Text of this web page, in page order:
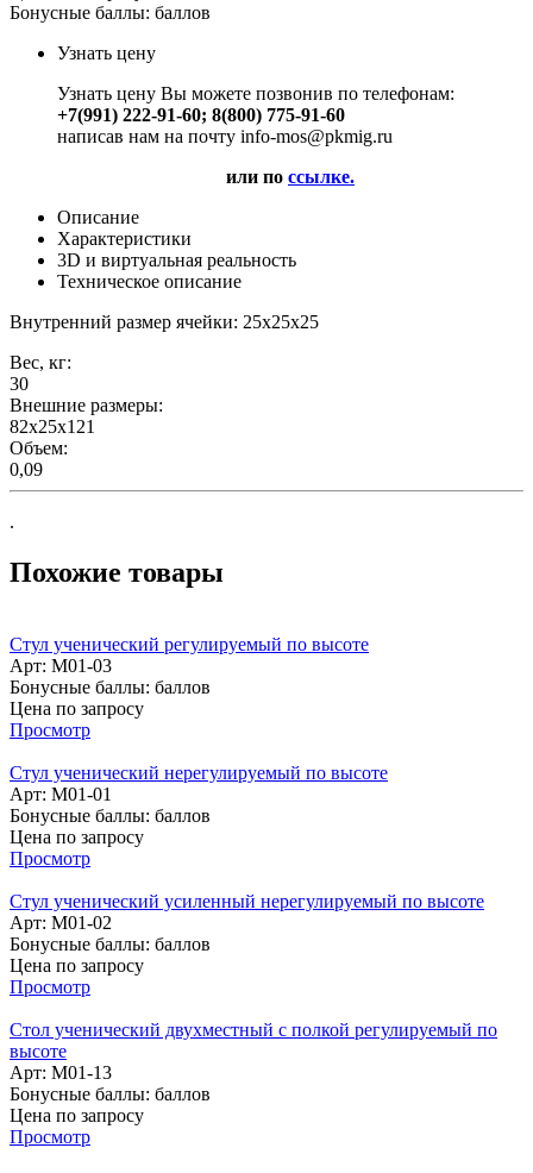
Бонусные баллы: баллов
Узнать цену
Узнать цену Вы можете позвонив по телефонам:
+7(991) 222-91-60; 8(800) 775-91-60
написав нам на почту info-mos@pkmig.ru
или по ссылке.
Описание
Характеристики
3D и виртуальная реальность
Техническое описание
Внутренний размер ячейки: 25х25х25
Вес, кг:
30
Внешние размеры:
82x25x121
Объем:
0,09
.
Похожие товары
Стул ученический регулируемый по высоте
Арт: M01-03
Бонусные баллы: баллов
Цена по запросу
Просмотр
Стул ученический нерегулируемый по высоте
Арт: M01-01
Бонусные баллы: баллов
Цена по запросу
Просмотр
Стул ученический усиленный нерегулируемый по высоте
Арт: М01-02
Бонусные баллы: баллов
Цена по запросу
Просмотр
Стол ученический двухместный с полкой регулируемый по
высоте
Арт: M01-13
Бонусные баллы: баллов
Цена по запросу
Просмотр